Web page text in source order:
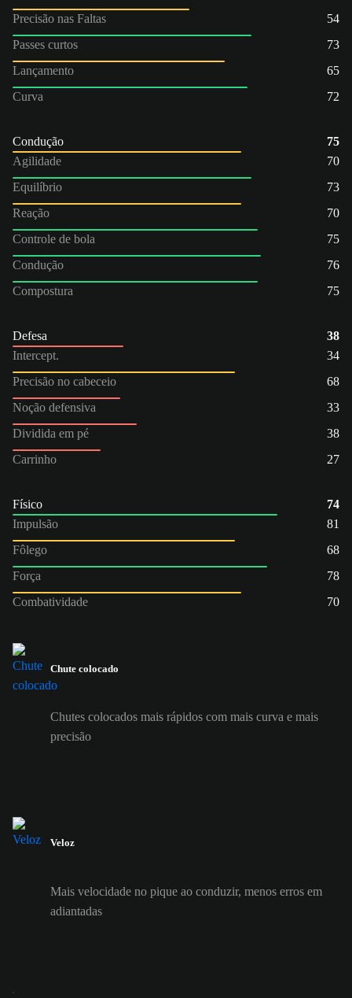
Precisão nas Faltas
54
Passes curtos
73
Lançamento
65
Curva
72
Condução
75
Agilidade
70
Equilíbrio
73
Reação
70
Controle de bola
75
Condução
76
Compostura
75
Defesa
38
Intercept.
34
Precisão no cabeceio
68
Noção defensiva
33
Dividida em pé
38
Carrinho
27
Físico
74
Impulsão
81
Fôlego
68
Força
78
Combatividade
70
Chute colocado
Chutes colocados mais rápidos com mais curva e mais
precisão
Veloz
Mais velocidade no pique ao conduzir, menos erros em
adiantadas